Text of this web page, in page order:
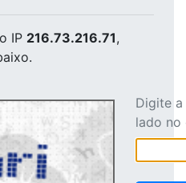
IP 216.73.216.71,
Digite
lado no